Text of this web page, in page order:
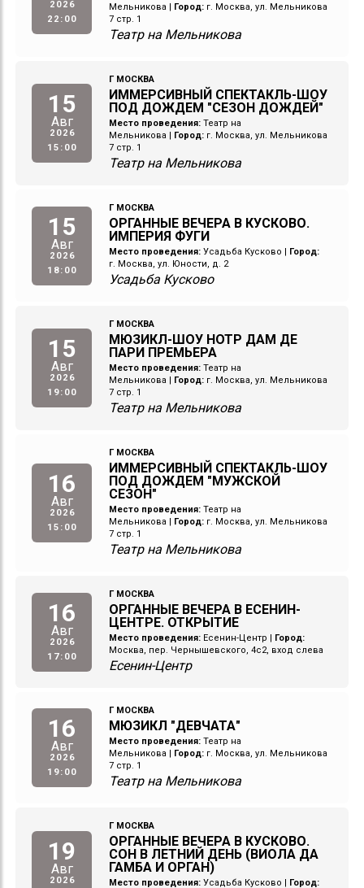
2026
22:00
Мельникова
Город: г. Москва, ул. Мельникова
7 стр. 1
Театр на Мельникова
15
Авг
2026
15:00
Г МОСКВА
ИММЕРСИВНЫЙ СПЕКТАКЛЬ-ШОУ
ПОД ДОЖДЕМ "СЕЗОН ДОЖДЕЙ"
Место проведения: Театр на
Мельникова
Город: г. Москва, ул. Мельникова
7 стр. 1
Театр на Мельникова
15
Авг
2026
18:00
Г МОСКВА
ОРГАННЫЕ ВЕЧЕРА В КУСКОВО.
ИМПЕРИЯ ФУГИ
Место проведения: Усадьба Кусково
Город:
г. Москва, ул. Юности, д. 2
Усадьба Кусково
15
Авг
2026
19:00
Г МОСКВА
МЮЗИКЛ-ШОУ НОТР ДАМ ДЕ
ПАРИ ПРЕМЬЕРА
Место проведения: Театр на
Мельникова
Город: г. Москва, ул. Мельникова
7 стр. 1
Театр на Мельникова
16
Авг
2026
15:00
Г МОСКВА
ИММЕРСИВНЫЙ СПЕКТАКЛЬ-ШОУ
ПОД ДОЖДЕМ "МУЖСКОЙ
СЕЗОН"
Место проведения: Театр на
Мельникова
Город: г. Москва, ул. Мельникова
7 стр. 1
Театр на Мельникова
16
Авг
2026
17:00
Г МОСКВА
ОРГАННЫЕ ВЕЧЕРА В ЕСЕНИН-
ЦЕНТРЕ. ОТКРЫТИЕ
Место проведения: Есенин-Центр
Город:
Москва, пер. Чернышевского, 4с2, вход слева
Есенин-Центр
16
Авг
2026
19:00
Г МОСКВА
МЮЗИКЛ "ДЕВЧАТА"
Место проведения: Театр на
Мельникова
Город: г. Москва, ул. Мельникова
7 стр. 1
Театр на Мельникова
19
Авг
2026
Г МОСКВА
ОРГАННЫЕ ВЕЧЕРА В КУСКОВО.
СОН В ЛЕТНИЙ ДЕНЬ (ВИОЛА ДА
ГАМБА И ОРГАН)
Место проведения: Усадьба Кусково Город: